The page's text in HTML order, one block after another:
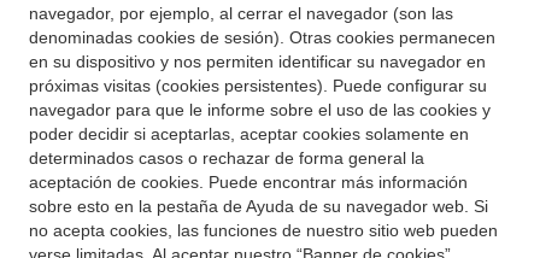
navegador, por ejemplo, al cerrar el navegador (son las
denominadas cookies de sesión). Otras cookies permanecen
en su dispositivo y nos permiten identificar su navegador en
próximas visitas (cookies persistentes). Puede configurar su
navegador para que le informe sobre el uso de las cookies y
poder decidir si aceptarlas, aceptar cookies solamente en
determinados casos o rechazar de forma general la
aceptación de cookies. Puede encontrar más información
sobre esto en la pestaña de Ayuda de su navegador web. Si
no acepta cookies, las funciones de nuestro sitio web pueden